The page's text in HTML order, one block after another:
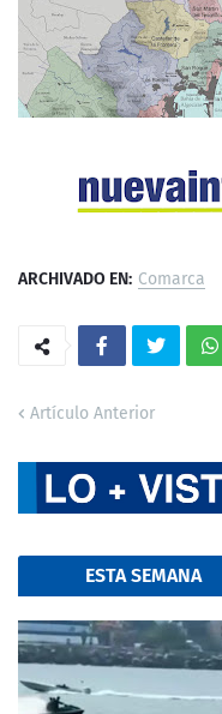
ARCHIVADO EN: Comarca
Artículo Anterior
ESTA SEMANA